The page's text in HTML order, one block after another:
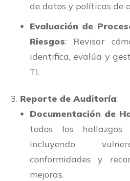
de datos y políticas de
Evaluación de
Riesgos: Revisar
identifica, evalúa y
TI.
Reporte de Auditoría:
Documentación de
todos los
incluyendo
conformidades y
mejoras.